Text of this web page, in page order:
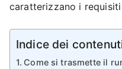
caratterizzano i
Indice dei
Come si trasmette il